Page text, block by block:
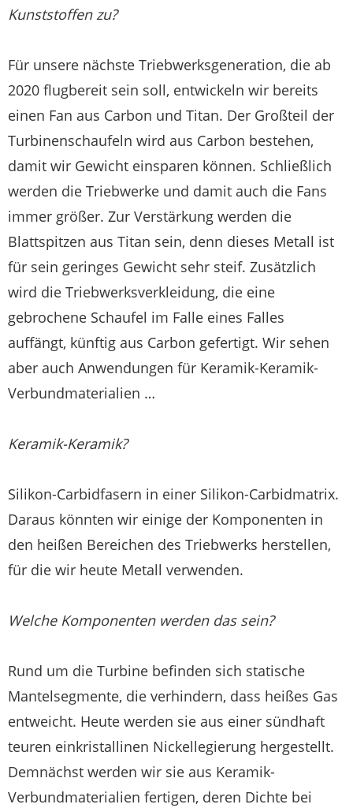
Kunststoffen zu?
Für unsere nächste Triebwerksgeneration, die ab
2020 flugbereit sein soll, entwickeln wir bereits
einen Fan aus Carbon und Titan. Der Großteil der
Turbinenschaufeln wird aus Carbon bestehen,
damit wir Gewicht einsparen können. Schließlich
werden die Triebwerke und damit auch die Fans
immer größer. Zur Verstärkung werden die
Blattspitzen aus Titan sein, denn dieses Metall ist
für sein geringes Gewicht sehr steif. Zusätzlich
wird die Triebwerksverkleidung, die eine
gebrochene Schaufel im Falle eines Falles
auffängt, künftig aus Carbon gefertigt. Wir sehen
aber auch Anwendungen für Keramik-Keramik-
Verbundmaterialien …
Keramik-Keramik?
Silikon-Carbidfasern in einer Silikon-Carbidmatrix.
Daraus könnten wir einige der Komponenten in
den heißen Bereichen des Triebwerks herstellen,
für die wir heute Metall verwenden.
Welche Komponenten werden das sein?
Rund um die Turbine befinden sich statische
Mantelsegmente, die verhindern, dass heißes Gas
entweicht. Heute werden sie aus einer sündhaft
teuren einkristallinen Nickellegierung hergestellt.
Demnächst werden wir sie aus Keramik-
Verbundmaterialien fertigen, deren Dichte bei